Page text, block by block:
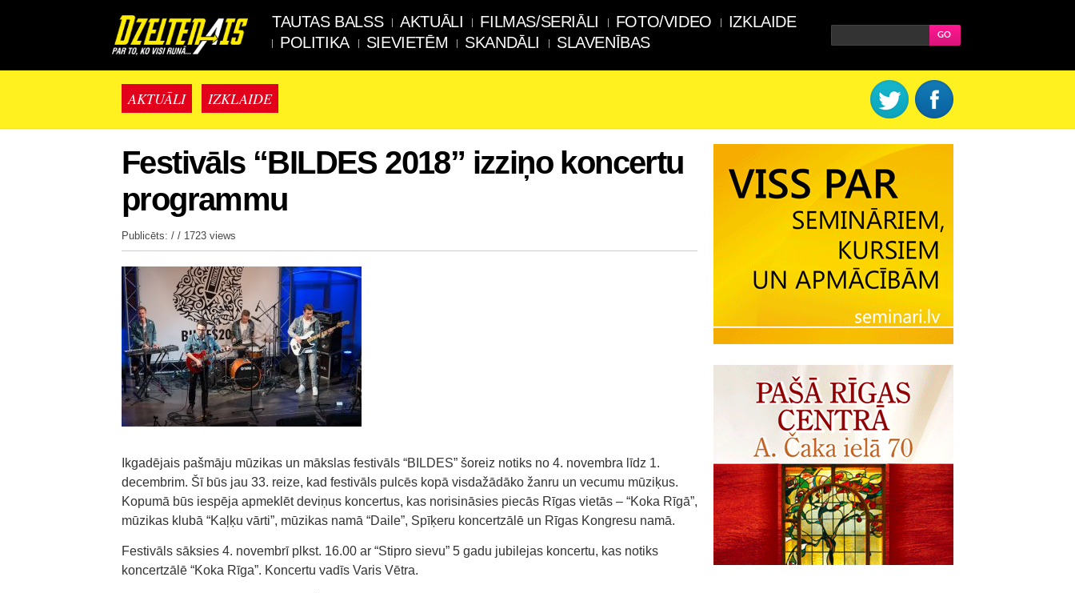
TAUTAS BALSS AKTUĀLI FILMAS/SERIĀLI FOTO/VIDEO
IZKLAIDE
POLITIKA
SIEVIETĒM SKANDĀLI SLAVENĪBAS
AKTUĀLI IZKLAIDE
Festivāls “BILDES 2018” izziņo koncertu
programmu
Publicēts: / / 1723 views
Ikgadējais pašmāju mūzikas un mākslas festivāls “BILDES” šoreiz notiks no 4. novembra līdz 1.
decembrim. Šī būs jau 33. reize, kad festivāls pulcēs kopā visdažādāko žanru un vecumu mūziķus.
Kopumā būs iespēja apmeklēt deviņus koncertus, kas norisināsies piecās Rīgas vietās – “Koka Rīgā”,
mūzikas klubā “Kaļķu vārti”, mūzikas namā “Daile”, Spīķeru koncertzālē un Rīgas Kongresu namā.
Festivāls sāksies 4. novembrī plkst. 16.00 ar “Stipro sievu” 5 gadu jubilejas koncertu, kas notiks
koncertzālē “Koka Rīga”. Koncertu vadīs Varis Vētra.